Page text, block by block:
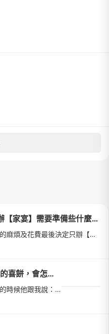
不辦婚宴.不走儀式 只辦【家宴】需要準備些什麼?或是...
如題種種因素下，真的想省去很多的麻煩及花費最後決定只辦【家宴】但是所謂的【家宴】又是什麼啊&gt;&lt;男方女方桌數多寡有關係嗎?男方女方都可以吃到最後嗎?吃的菜是要婚宴菜嗎?
求救！！！我吃了自己的喜餅，會怎麼樣嗎？
前幾天我跟已經結婚的好朋友聊天的時候他跟我說：要結婚的新娘不能吃自己的喜餅耶！說是會把自己的喜氣給吃掉怎麼辦~我已經吃了耶 (吃了幾塊而已 ~ 應該...沒關係吧>//